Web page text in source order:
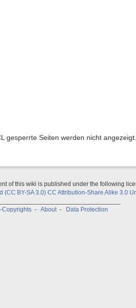
gesperrte Seiten werden nicht angezeigt.
of this wiki is published under the following
(CC BY-SA 3.0) CC Attribution-Share Alike 3.0
Copyrights - About- Data Protection